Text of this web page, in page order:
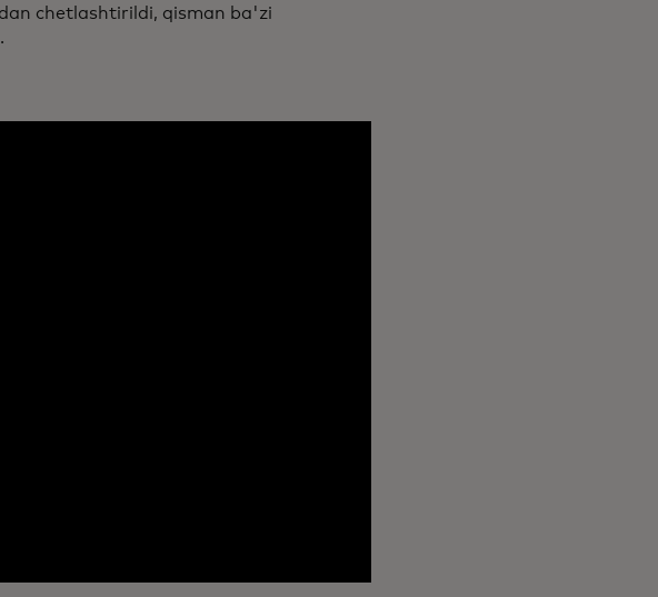
chetlashtirildi, qisman ba'zi